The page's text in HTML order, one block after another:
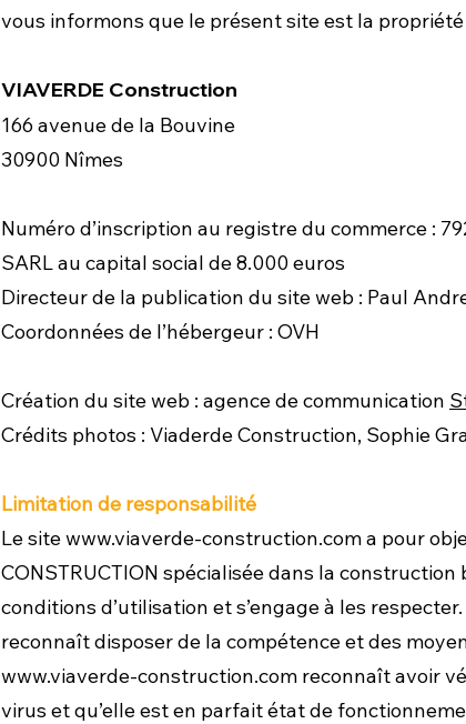
vous informons que le présent site est la propriété
VIAVERDE Construction
166 avenue de la Bouvine
30900 Nîmes
Numéro d’inscription au registre du commerce :
SARL au capital social de 8.000 euros
Directeur de la publication du site web : Paul
Coordonnées de l’hébergeur : OVH
Création du site web : agence de communication
Crédits photos : Viaderde Construction, Sophie
Limitation de responsabilité
Le sitewww.viaverde-construction.coma pour
CONSTRUCTION spécialisée dans la
conditions d’utilisation et s’engage à les
reconnaît disposer de la compétence et des
www.viaverde-construction.com reconnaît avoir
virus et qu’elle est en parfait état de